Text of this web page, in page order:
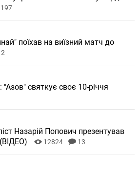
поїхав на виїзний матч до
2
"Азов" святкує своє 10-річчя
Назарій Попович презентував
12824 13